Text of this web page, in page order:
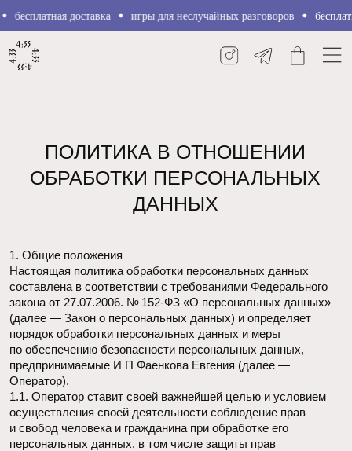
доставка игры для неслучайных разговоров бесплатная
ОБРАБОТКИ ПЕРСОНАЛЬНЫХ
ДАННЫХ
Настоящая политика обработки персональных данных
(далее — Закон о персональных данных) и определяет
порядок обработки персональных данных и меры
по обеспечению безопасности персональных данных,
предпринимаемые И П Фаенкова Евгения (далее —
Оператор).
1.1. Оператор ставит своей важнейшей целью и условием
осуществления своей деятельности соблюдение прав
и свобод человека и гражданина при обработке его
персональных данных, в том числе защиты прав
на неприкосновенность частной жизни, личную и семейную
тайну.
1.2. Настоящая политика Оператора в отношении обработки
персональных данных (далее — Политика) применяется
ко всей информации, которую Оператор может получить
о посетителях веб-сайтаfour-thirtythree.com.
2. Основные понятия, используемые в Политике